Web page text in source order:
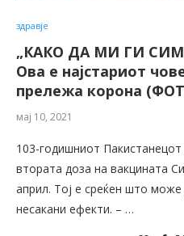
здравје
„КАКО ДА МИ ГИ
Ова е најстариот
прележа корона
мај 10, 2021
103-годишниот
втората доза на вакцината
април. Тој е среќен што
несакани ефекти. – …